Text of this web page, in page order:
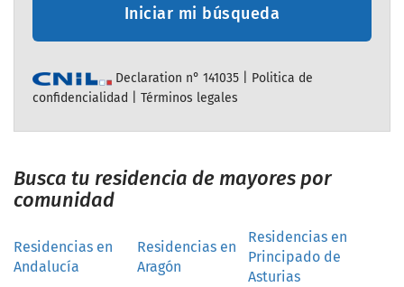
Iniciar mi búsqueda
Declaration n° 141035 | Politica de
confidencialidad
Términos legales
Busca tu residencia de mayores por
comunidad
Residencias en
Andalucía
Residencias en
Aragón
Residencias en
Principado de
Asturias